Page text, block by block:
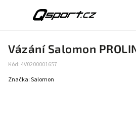
Vázání Salomon
Kód:4V0200001657
Značka:Salomon